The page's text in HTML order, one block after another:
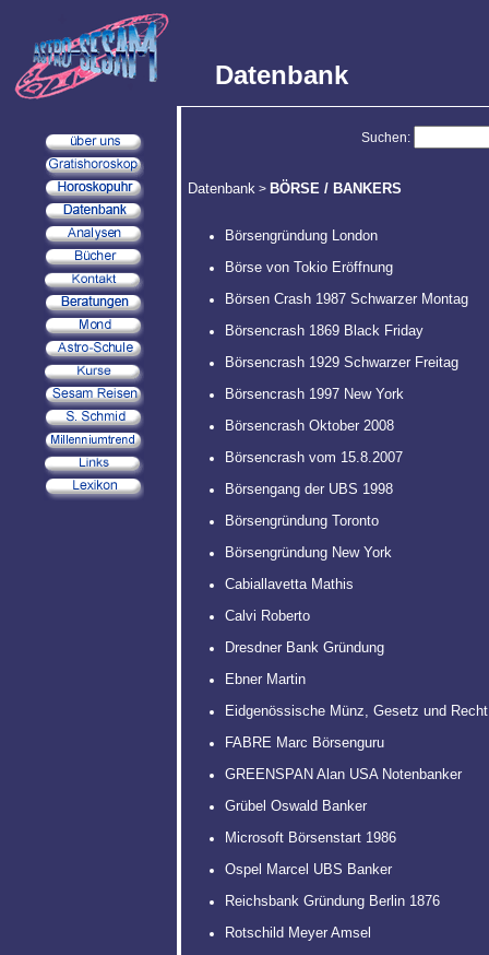
Datenbank
Suchen:
Datenbank > BÖRSE / BANKERS
Börsengründung London
Börse von Tokio Eröffnung
Börsen Crash 1987 Schwarzer Montag
Börsencrash 1869 Black Friday
Börsencrash 1929 Schwarzer Freitag
Börsencrash 1997 New York
Börsencrash Oktober 2008
Börsencrash vom 15.8.2007
Börsengang der UBS 1998
Börsengründung Toronto
Börsengründung New York
Cabiallavetta Mathis
Calvi Roberto
Dresdner Bank Gründung
Ebner Martin
Eidgenössische Münz, Gesetz und
FABRE Marc Börsenguru
GREENSPAN Alan USA Notenbanker
Grübel Oswald Banker
Microsoft Börsenstart 1986
Ospel Marcel UBS Banker
Reichsbank Gründung Berlin 1876
Rotschild Meyer Amsel